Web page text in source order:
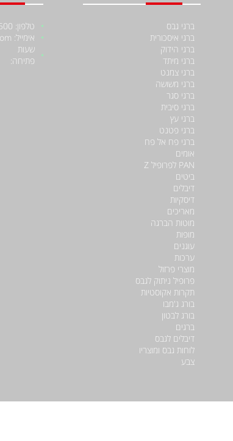
ברגי גבס
ברגי איסכורית
ברגי הידוק
ברגי מיתד
ברגי צמנט
ברגי משושה
ברגי סגר
ברגי סיבית
ברגי עץ
ברגי פטנט
ברגי פח אל פח
אומים
PAN לפרופיל Z
ביטים
דיבלים
דיסקיות
מאריכים
מוטות הברגה
מופות
עוגנים
ערכות
מוצרי פרזול
פרופיל ניתוק לגבס
תקרות אקוסטיות
בורג ג'מבו
בורג לבטון
ברגים
דיבלים לגבס
לוחות גבס ומוצריו
צבע
טלפון: 052-4421500
אימייל: moniiraqe@gmail.com
שעות
פתיחה: